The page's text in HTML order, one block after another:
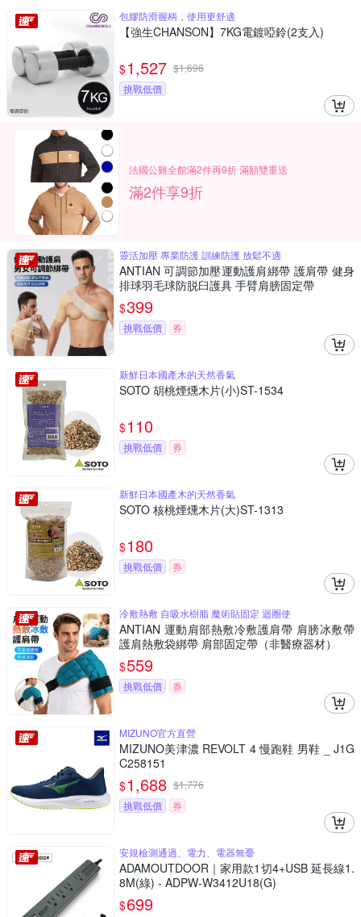
包膠防滑握柄，使用更舒適
【強生CHANSON】7KG電鍍啞鈴(2支入)
$1,527 $1,696
挑戰低價
法國公雞全館滿2件再9折 滿額雙重送
滿2件享9折
靈活加壓 專業防護 訓練防護 放鬆不適
ANTIAN 可調節加壓運動護肩綁帶 護肩帶 健身
排球羽毛球防脱臼護具 手臂肩膀固定帶
$399
挑戰低價 券
新鮮日本國產木的天然香氣
SOTO 胡桃煙燻木片(小)ST-1534
$110
挑戰低價 券
新鮮日本國產木的天然香氣
SOTO 核桃煙燻木片(大)ST-1313
$180
挑戰低價 券
冷敷熱敷 自吸水樹脂 魔術貼固定 迴圈使
ANTIAN 運動肩部熱敷冷敷護肩帶 肩膀冰敷帶
護肩熱敷袋綁帶 肩部固定帶（非醫療器材）
$559
挑戰低價 券
MIZUNO官方直營
MIZUNO美津濃 REVOLT 4 慢跑鞋 男鞋 _ J1G
C258151
$1,688 $1,776
挑戰低價
券
安規檢測通過、電力、電器無憂
ADAMOUTDOOR｜家用款1切4+USB 延長線1.
8M(綠) - ADPW-W3412U18(G)
$699